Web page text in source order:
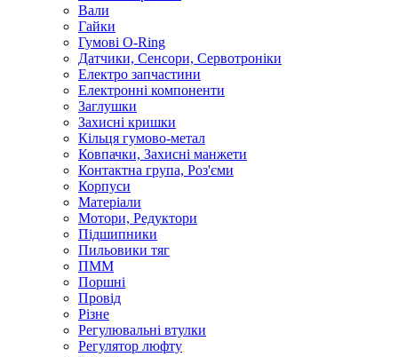
Вали
Гайки
Гумові O-Ring
Датчики, Сенсори, Сервотроніки
Електро запчастини
Електронні компоненти
Заглушки
Захисні кришки
Кільця гумово-метал
Ковпачки, Захисні манжети
Контактна група, Роз'єми
Корпуси
Матеріали
Мотори, Редуктори
Підшипники
Пильовики тяг
ПММ
Поршні
Провід
Різне
Регулювальні втулки
Регулятор люфту